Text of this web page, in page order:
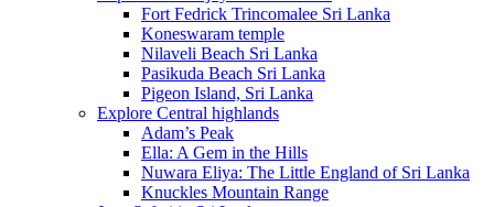
Fort Fedrick Trincomalee Sri Lanka
Koneswaram temple
Nilaveli Beach Sri Lanka
Pasikuda Beach Sri Lanka
Pigeon Island, Sri Lanka
Explore Central highlands
Adam’s Peak
Ella: A Gem in the Hills
Nuwara Eliya: The Little England of Sri Lanka
Knuckles Mountain Range